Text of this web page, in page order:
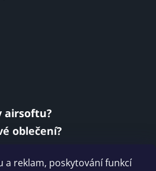
a reklam, poskytování funkcí
airsoftu?
oblečení?
sluchátka: co musí